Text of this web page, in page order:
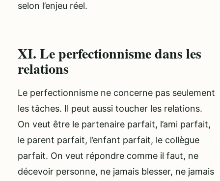
selon l’enjeu réel.
XI. Le perfectionnisme dans les
relations
Le perfectionnisme ne concerne pas seulement
les tâches. Il peut aussi toucher les relations.
On veut être le partenaire parfait, l’ami parfait,
le parent parfait, l’enfant parfait, le collègue
parfait. On veut répondre comme il faut, ne
décevoir personne, ne jamais blesser, ne jamais